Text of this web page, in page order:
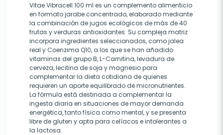
Vitae Vibracell 100 ml es un complemento alimenticio
en formato jarabe concentrado, elaborado mediante
la combinación de jugos ecológicos de más de 40
frutas y verduras antioxidantes. Su compleja matriz
incorpora ingredientes seleccionados, como jalea
real y Coenzima Q10, a los que se han añadido
vitaminas del grupo B, L-Carnitina, levadura de
cerveza, lecitina de soja y magnesio para
complementar la dieta cotidiana de quienes
requieren un aporte equilibrado de micronutrientes.
La fórmula está destinada a complementar la
ingesta diaria en situaciones de mayor demanda
energética, tanto física como mental, y se presenta
libre de gluten y apta para celíacos e intolerantes a
la lactosa.